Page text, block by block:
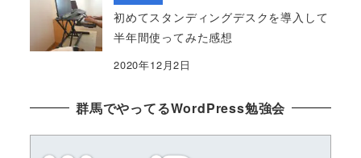
初めてスタンディングデスクを導入して
半年間使ってみた感想
2020年12月2日
群馬でやってるWordPress勉強会